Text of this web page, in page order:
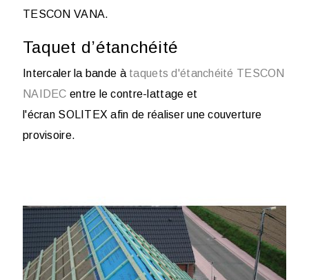
TESCON VANA.
Taquet d’étanchéité
Intercaler la bande àtaquets d'étanchéité TESCON
NAIDEC entre le contre-lattage et
l'écran SOLITEX afin de réaliser une couverture
provisoire.